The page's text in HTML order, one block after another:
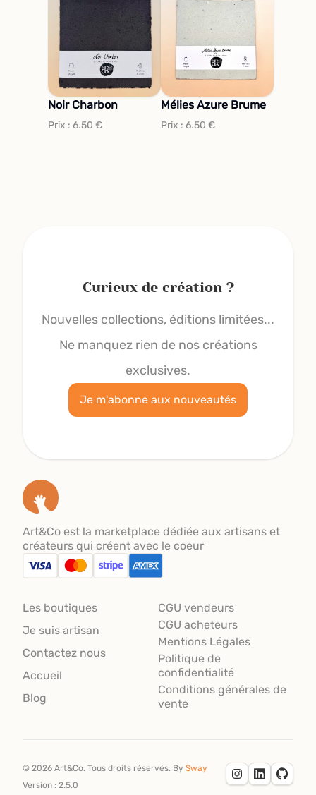
Noir Charbon
Prix : 6.50 €
Mélies Azure Brume
Prix : 6.50 €
Curieux de création ?
Nouvelles collections, éditions limitées...
Ne manquez rien de nos créations
exclusives.
Je m'abonne aux nouveautés
Art&Co est la marketplace dédiée aux artisans et
créateurs qui créent avec le coeur
Les boutiques
Je suis artisan
Contactez nous
Accueil
Blog
CGU vendeurs
CGU acheteurs
Mentions Légales
Politique de
confidentialité
Conditions générales de
vente
© 2026 Art&Co. Tous droits réservés. By Sway
Version : 2.5.0